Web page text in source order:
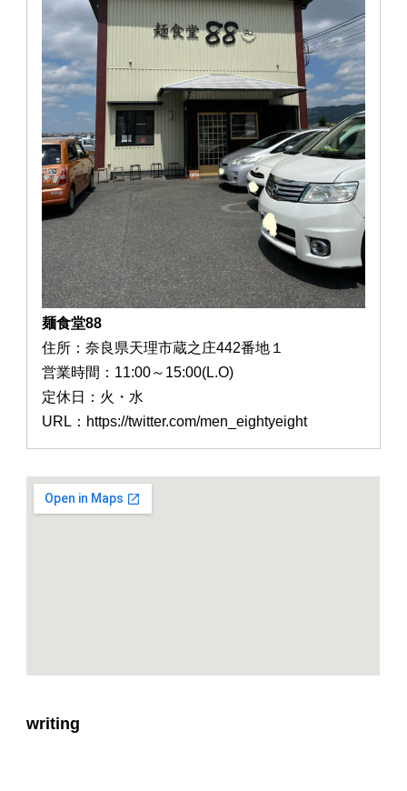
麺食堂88
住所：奈良県天理市蔵之庄442番地１
営業時間：11:00～15:00(L.O)
定休日：火・水
URL：https://twitter.com/men_eightyeight
writing